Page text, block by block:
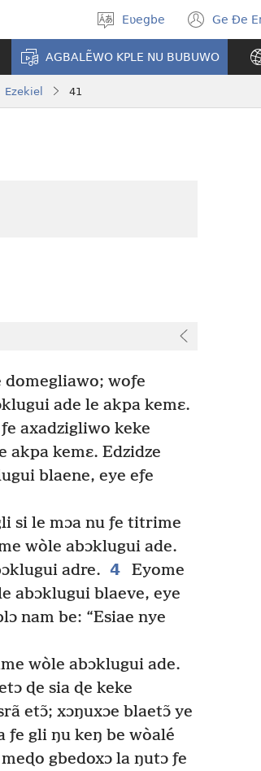
Tia
gbegbɔgblɔ
Eʋegbe Ge Ðe
new
AGBALẼWO KPLE NU BUBUWO
Ezekiel 41
domegliawo; woƒe
ade le akpa kemɛ.
axadzigliwo keke
akpa kemɛ. Edzidze
blaene, eye eƒe
si le mɔa nu ƒe titrime
wòle abɔklugui ade.
adre. 4
Eyome
abɔklugui blaeve, eye
nam be: “Esiae nye
wòle abɔklugui ade.
ɖe sia ɖe keke
etɔ̃; xɔŋuxɔe blaetɔ̃ ye
ƒe gli ŋu keŋ be wòalé
gbedoxɔ la ŋutɔ ƒe